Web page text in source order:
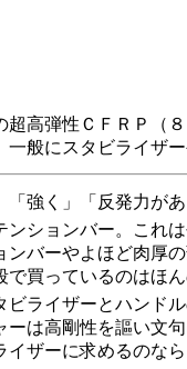
高弾性ＣＦＲＰ（
般にスタビライザ
強く」「反発力が
ションバー。これ
ンバーやよほど肉厚
買っているのはほ
ライザーとハンド
ーは高剛性を謳い文
ザーに求めるのな